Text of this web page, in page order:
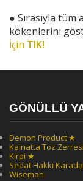
● Sırasıyla tüm
kökenlerini
İçin TIK!
GÖNÜLLÜ
Demon Product ★
Kainatta Toz
Kirpi ★
Sedat Hakkı
Wiseman